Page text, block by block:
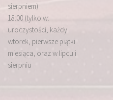
sierpniem)
18:00 (tylko w:
uroczystości, każdy
wtorek, pierwsze piątki
miesiąca, oraz w lipcu i
sierpniu